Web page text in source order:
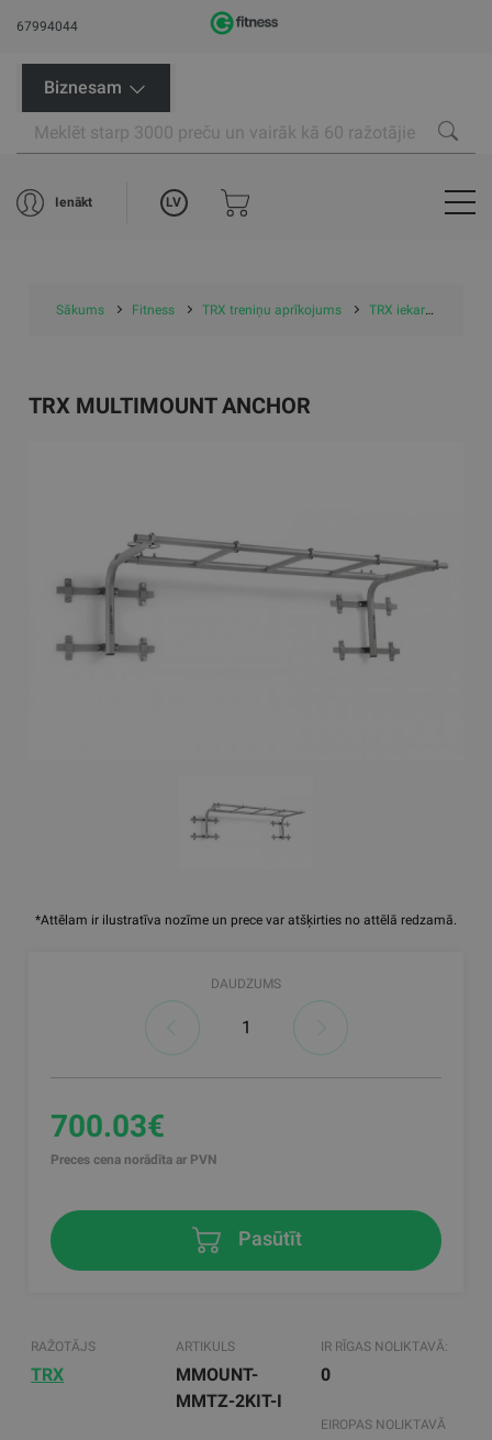
67994044
Biznesam
Ienākt LV
Sākums Fitness TRX treniņu aprīkojums TRX iekares rāmji
*Attēlam ir ilustratīva nozīme un prece var atšķirties no attēlā redzamā.
TRX MULTIMOUNT ANCHOR
DAUDZUMS
700.03€
Preces cena norādīta ar PVN
Pasūtīt
RAŽOTĀJS
TRX
ARTIKULS
MMOUNT-
MMTZ-2KIT-I
IR RĪGAS NOLIKTAVĀ:
0
EIROPAS NOLIKTAVĀ